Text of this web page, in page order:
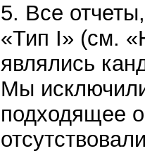
5. Все
«Тип I» (см.
являлись
Мы
подходящее